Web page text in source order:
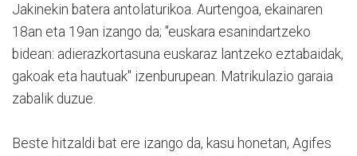
Jakinekin batera antolaturikoa. Aurtengoa, ekainaren
18an eta 19an izango da; "euskara esanindartzeko
bidean: adierazkortasuna euskaraz lantzeko eztabaidak,
gakoak eta hautuak" izenburupean. Matrikulazio garaia
zabalik duzue.
Beste hitzaldi bat ere izango da, kasu honetan, Agifes